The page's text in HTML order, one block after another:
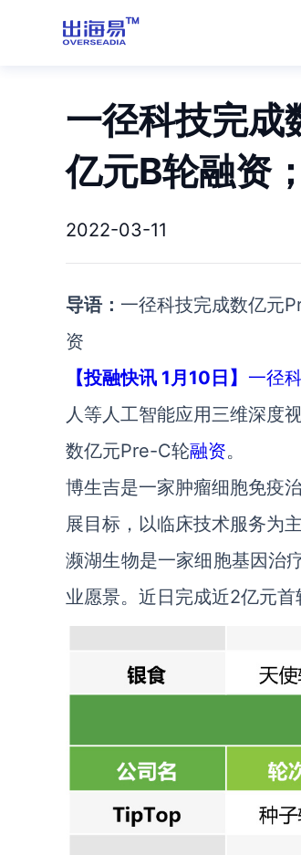
一径科技完
亿元B轮融资
2022-03-11
导语： 一径科技完成数亿元
资
【投融快讯 1月10日】 一径
人等人工智能应用三维深度
数亿元Pre-C轮融资。
博生吉是一家肿瘤细胞免疫
展目标，以临床技术服务为
濒湖生物是一家细胞基因治
业愿景。近日完成近2亿元首